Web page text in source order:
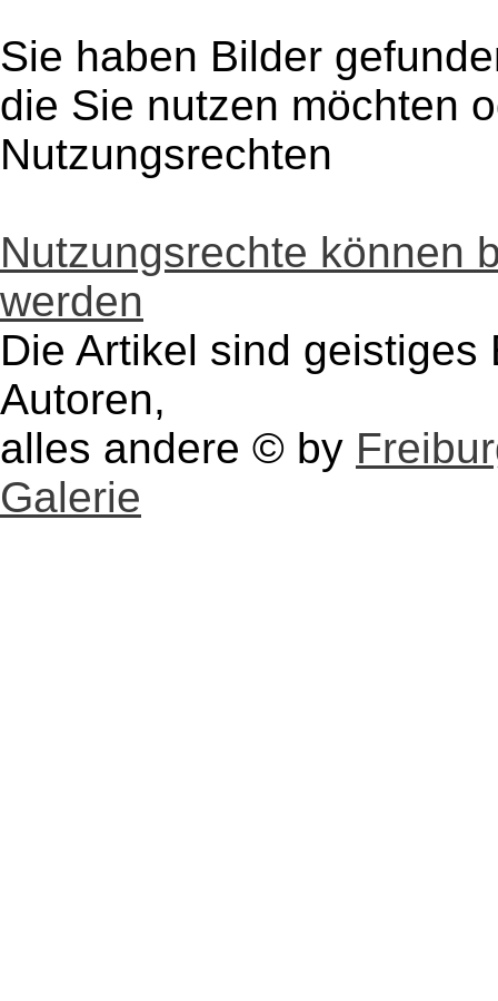
Sie haben Bilder
die Sie nutzen möchten
Nutzungsrechten
Nutzungsrechte können
werden
Die Artikel sind
Autoren,
alles andere © by
Galerie